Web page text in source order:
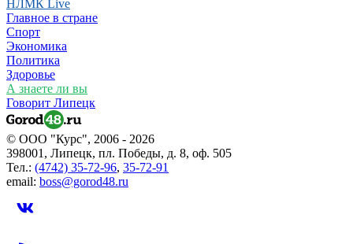
НЛМК Live
Главное в стране
Спорт
Экономика
Политика
Здоровье
А знаете ли вы
Говорит Липецк
© ООО "Курс", 2006 - 2026
398001, Липецк, пл. Победы, д. 8, оф. 505
Тел.: (4742) 35-72-96, 35-72-91
email: boss@gorod48.ru